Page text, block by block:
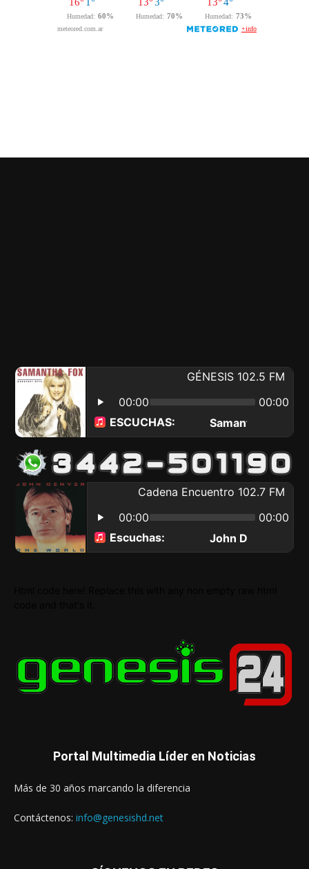
Portal Multimedia Líder en Noticias
Más de 30 años marcando la diferencia
Contáctenos: info@genesishd.net